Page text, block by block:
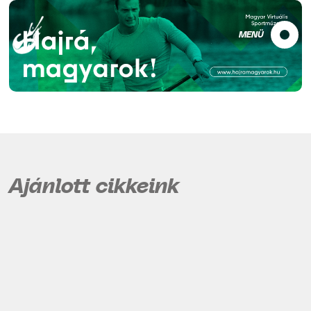
MENÜ
Ajánlott cikkeink